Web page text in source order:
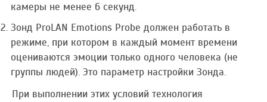
камеры не менее 6 секунд.
Зонд ProLAN Emotions Probe должен работать в
режиме, при котором в каждый момент времени
оцениваются эмоции только одного человека (не
группы людей). Это параметр настройки Зонда.
При выполнении этих условий технология